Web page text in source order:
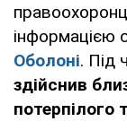
інформацією
Оболоні. Під
здійснив
потерпілого